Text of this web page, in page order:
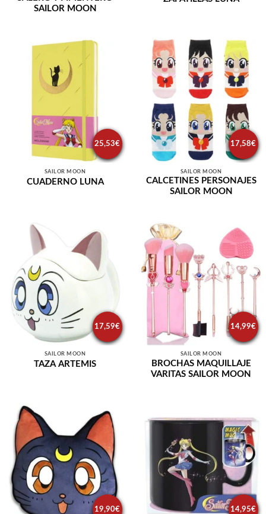
SAILOR MOON
25,53€
SAILOR MOON
CUADERNO LUNA
17,58€
SAILOR MOON
CALCETINES PERSONAJES
SAILOR MOON
17,59€
SAILOR MOON
TAZA ARTEMIS
14,99€
SAILOR MOON
BROCHAS MAQUILLAJE
VARITAS SAILOR MOON
19,90€ 14,95€